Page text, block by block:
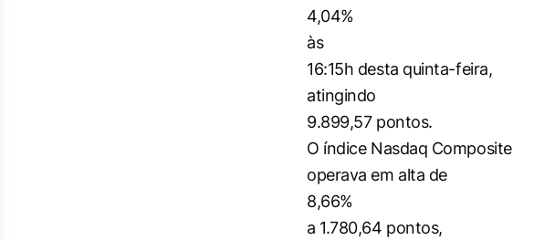
4,04%
às
16:15h desta quinta-feira,
atingindo
9.899,57 pontos.
O índice Nasdaq Composite
operava em alta de
8,66%
a 1.780,64 pontos,